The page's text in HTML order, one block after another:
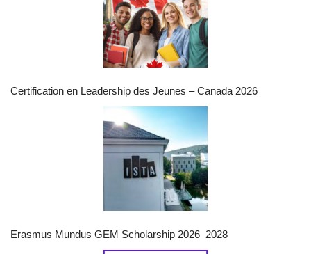
Certification en Leadership des Jeunes – Canada 2026
Erasmus Mundus GEM Scholarship 2026–2028